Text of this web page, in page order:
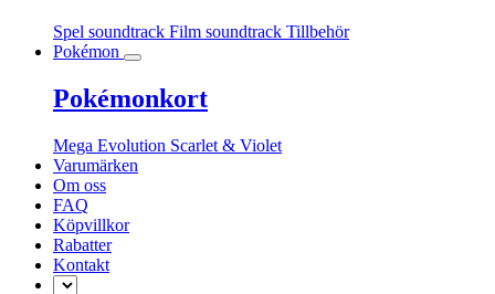
Spel soundtrack Film soundtrack Tillbehör
Pokémon
Pokémonkort
Mega Evolution Scarlet & Violet
Varumärken
Om oss
FAQ
Köpvillkor
Rabatter
Kontakt